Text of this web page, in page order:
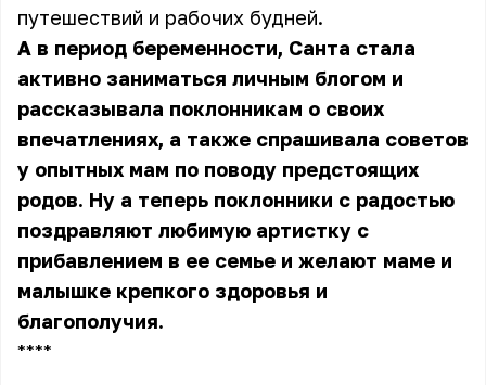
путешествий и рабочих будней.
А в период беременности, Санта стала
активно заниматься личным блогом и
рассказывала поклонникам о своих
впечатлениях, а также спрашивала советов
у опытных мам по поводу предстоящих
родов. Ну а теперь поклонники с радостью
поздравляют любимую артистку с
прибавлением в ее семье и желают маме и
малышке крепкого здоровья и
благополучия.
** **